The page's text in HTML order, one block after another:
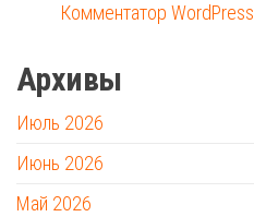
Комментатор WordPress
Архивы
Июль 2026
Июнь 2026
Май 2026